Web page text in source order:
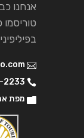
אנחנו
טוריסמו
בפיליפינים משנת
2233
מפת